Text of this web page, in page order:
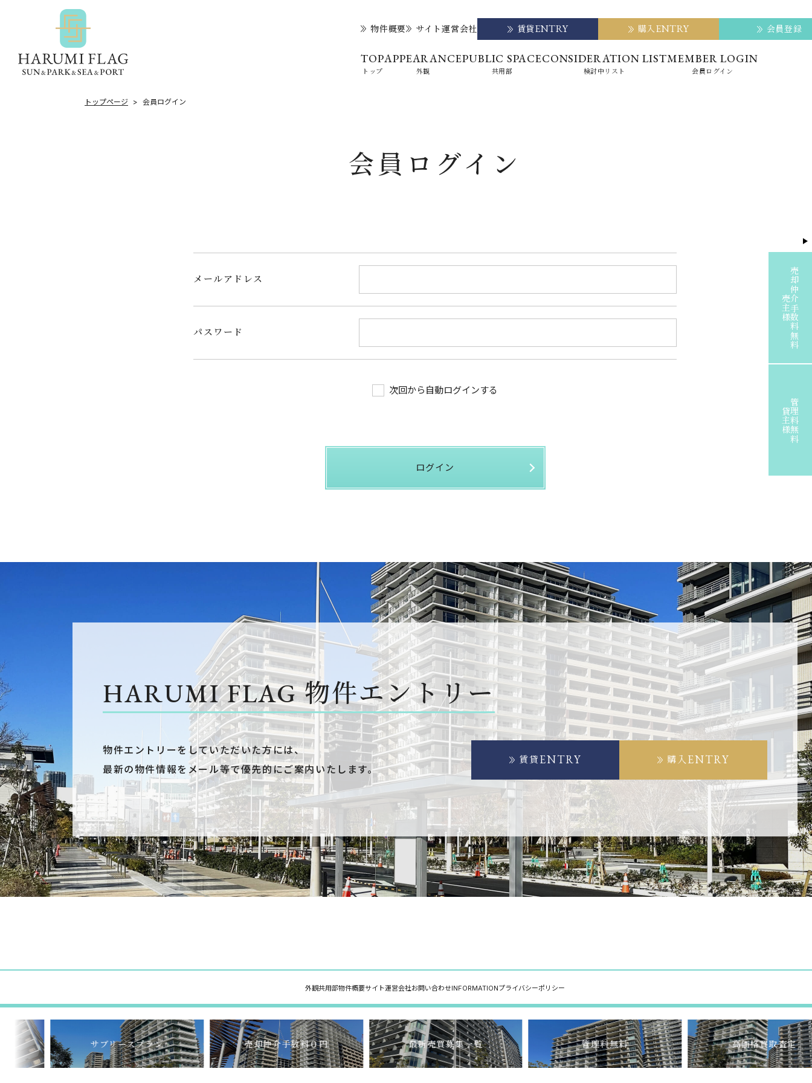
物件概要 サイト運営会社 賃貸ENTRY 購入ENTRY 会員登録
TOP
トップ
APPEARANCE
外観
PUBLIC SPACE
共用部
CONSIDERATION LIST
検討中リスト
MEMBER LOGIN
会員ログイン
トップページ 会員ログイン
会員ログイン
メールアドレス
パスワード
次回から自動ログインする
ログイン
HARUMI FLAG物件エントリー
物件エントリーをしていただいた方には、
最新の物件情報をメール等で優先的にご案内いたします。
賃貸 ENTRY 購入 ENTRY
外観共用部物件概要サイト運営会社お問い合わせINFORMATIONプライバシーポリシー
サブリースプラン 売却仲介手数料０円 最新売買募集一覧 管理料無料 高価格買取査定
売主様売却仲介手数料無料
貸主様管理料無料